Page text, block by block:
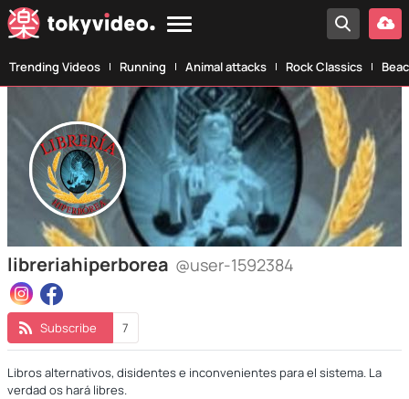
Trending Videos Running Animal attacks Rock Classics
libreriahiperborea @user-1592384
Subscribe 7
Libros alternativos, disidentes e inconvenientes para el sistema. La
verdad os hará libres.